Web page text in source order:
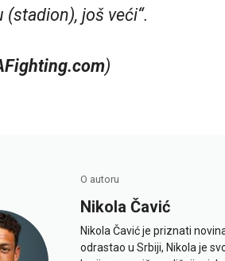
(stadion), još veći“.
)
O autoru
Nikola Čavić
Nikola Čavić je priznati
odrastao u Srbiji, Nikola je